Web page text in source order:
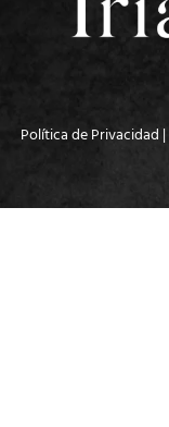
Política de Privacidad |